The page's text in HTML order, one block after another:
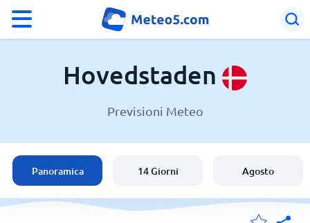
Meteo in Hovedstaden
Danimarca
Italia
Hovedstaden
Previsioni Meteo
Panoramica 14 Giorni Agosto